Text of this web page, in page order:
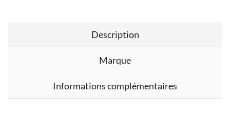
Description
Marque
Informations complémentaires